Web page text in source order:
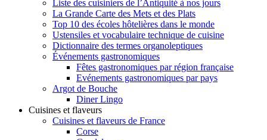
Liste des cuisiniers de l’Antiquité à nos jours
La Grande Carte des Mets et des Plats
Top 10 des écoles hôtelières dans le monde
Ustensiles et vocabulaire technique de cuisine
Dictionnaire des termes organoleptiques
Événements gastronomiques
Fêtes gastronomiques par région française
Evénements gastronomiques par pays
Argot de Bouche
Diner Lingo
Cuisines et flaveurs
Cuisines et flaveurs de France
Corse